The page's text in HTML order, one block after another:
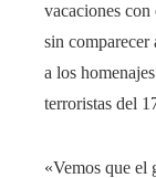
vacaciones con
sin comparecer
a los
terroristas del
«Vemos que el